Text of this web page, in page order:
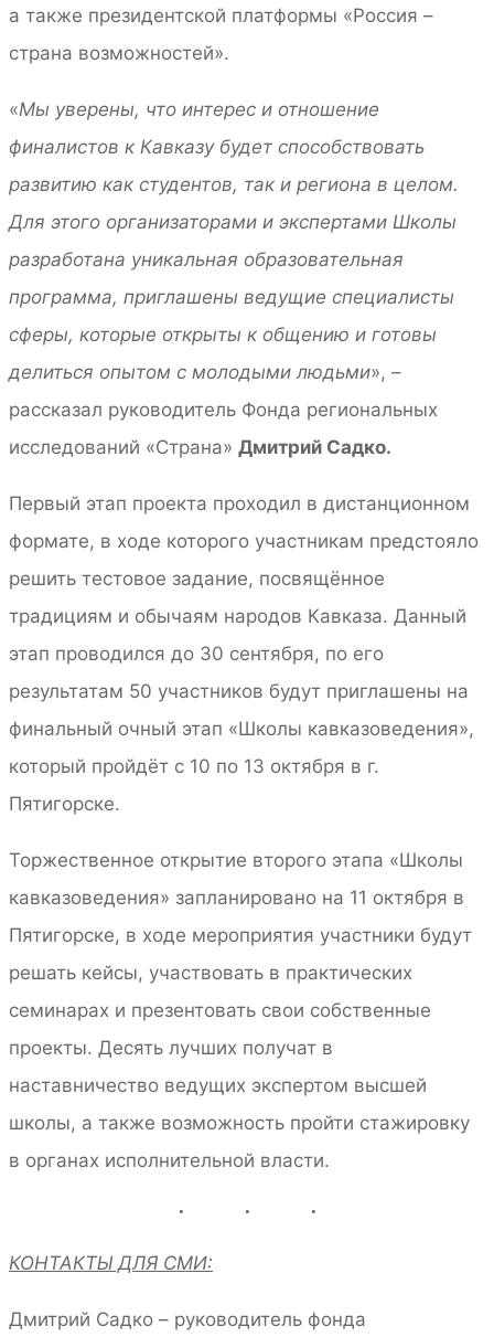
а также президентской платформы «Россия –
страна возможностей».
«Мы уверены, что интерес и отношение
финалистов к Кавказу будет способствовать
развитию как студентов, так и региона в целом.
Для этого организаторами и экспертами Школы
разработана уникальная образовательная
программа, приглашены ведущие специалисты
сферы, которые открыты к общению и готовы
делиться опытом с молодыми людьми», –
рассказал руководитель Фонда региональных
исследований «Страна» Дмитрий Садко.
Первый этап проекта проходил в дистанционном
формате, в ходе которого участникам предстояло
решить тестовое задание, посвящённое
традициям и обычаям народов Кавказа. Данный
этап проводился до 30 сентября, по его
результатам 50 участников будут приглашены на
финальный очный этап «Школы кавказоведения»,
который пройдёт с 10 по 13 октября в г.
Пятигорске.
Торжественное открытие второго этапа «Школы
кавказоведения» запланировано на 11 октября в
Пятигорске, в ходе мероприятия участники будут
решать кейсы, участвовать в практических
семинарах и презентовать свои собственные
проекты. Десять лучших получат в
наставничество ведущих экспертом высшей
школы, а также возможность пройти стажировку
в органах исполнительной власти.
КОНТАКТЫ ДЛЯ СМИ:
Дмитрий Садко – руководитель фонда